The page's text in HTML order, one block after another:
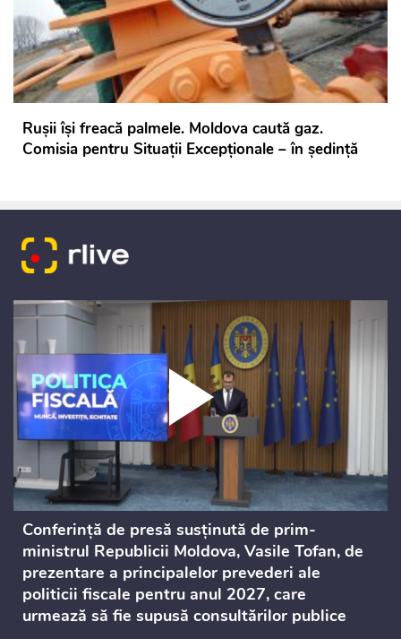
Rușii își freacă palmele. Moldova caută gaz.
Comisia pentru Situații Excepționale – în ședință
Conferință de presă susținută de prim-
ministrul Republicii Moldova, Vasile Tofan, de
prezentare a principalelor prevederi ale
politicii fiscale pentru anul 2027, care
urmează să fie supusă consultărilor publice